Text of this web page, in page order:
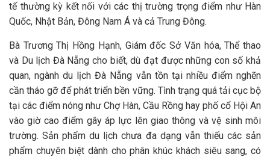
tế thường kỳ kết nối với các thị trường trọng điểm như Hàn
Quốc, Nhật Bản, Đông Nam Á và cả Trung Đông.
Bà Trương Thị Hồng Hạnh, Giám đốc Sở Văn hóa, Thể thao
và Du lịch Đà Nẵng cho biết, dù đạt được những con số khả
quan, ngành du lịch Đà Nẵng vẫn tồn tại nhiều điểm nghẽn
cần tháo gỡ để phát triển bền vững. Tình trạng quá tải cục bộ
tại các điểm nóng như Chợ Hàn, Cầu Rồng hay phố cổ Hội An
vào giờ cao điểm gây áp lực lên giao thông và vệ sinh môi
trường. Sản phẩm du lịch chưa đa dạng vẫn thiếu các sản
phẩm chuyên biệt dành cho phân khúc khách siêu sang, có